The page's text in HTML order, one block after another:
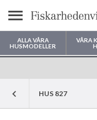
Meny
ALLA VÅRA
HUSMODELLER
VÅRA
Var
HUS 827